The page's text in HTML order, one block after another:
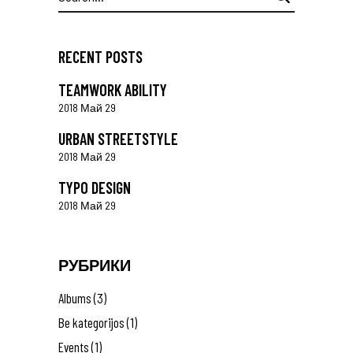
for:
RECENT POSTS
TEAMWORK ABILITY
2018 Май 29
URBAN STREETSTYLE
2018 Май 29
TYPO DESIGN
2018 Май 29
РУБРИКИ
Albums(3)
Be kategorijos(1)
Events(1)